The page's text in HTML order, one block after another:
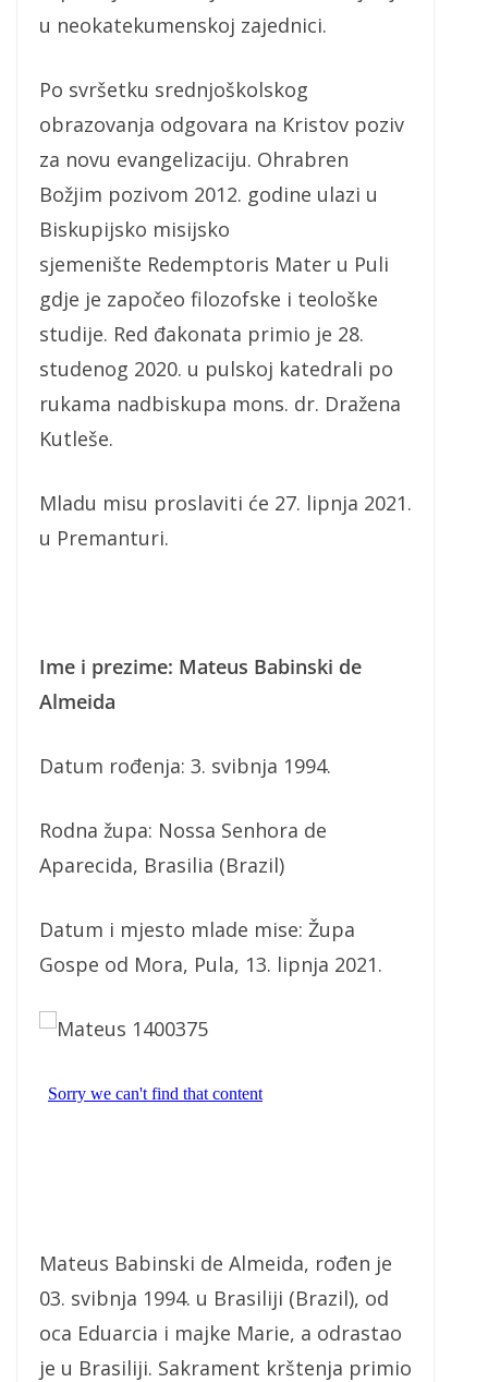
u neokatekumenskoj zajednici.
Po svršetku srednjoškolskog
obrazovanja odgovara na Kristov poziv
za novu evangelizaciju. Ohrabren
Božjim pozivom 2012. godine ulazi u
Biskupijsko misijsko
sjemenište Redemptoris Mater u Puli
gdje je započeo filozofske i teološke
studije. Red đakonata primio je 28.
studenog 2020. u pulskoj katedrali po
rukama nadbiskupa mons. dr. Dražena
Kutleše.
Mladu misu proslaviti će 27. lipnja 2021.
u Premanturi.
Ime i prezime: Mateus Babinski de
Almeida
Datum rođenja: 3. svibnja 1994.
Rodna župa: Nossa Senhora de
Aparecida, Brasilia (Brazil)
Datum i mjesto mlade mise: Župa
Gospe od Mora, Pula, 13. lipnja 2021.
Mateus Babinski de Almeida, rođen je
03. svibnja 1994. u Brasiliji (Brazil), od
oca Eduarcia i majke Marie, a odrastao
je u Brasiliji. Sakrament krštenja primio